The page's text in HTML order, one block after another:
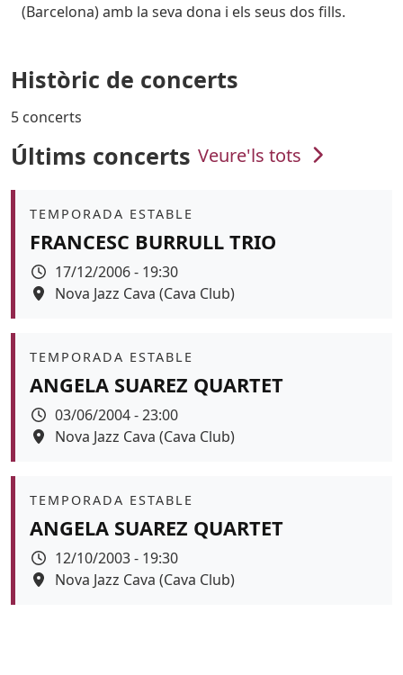
(Barcelona) amb la seva dona i els seus dos fills.
Històric de concerts
5 concerts
Últims concerts Veure'ls tots
Àmbit
TEMPORADA ESTABLE
FRANCESC BURRULL TRIO
Data
17/12/2006 - 19:30
Espai
Nova Jazz Cava (Cava Club)
Àmbit
TEMPORADA ESTABLE
ANGELA SUAREZ QUARTET
Data
03/06/2004 - 23:00
Espai
Nova Jazz Cava (Cava Club)
Àmbit
TEMPORADA ESTABLE
ANGELA SUAREZ QUARTET
Data
12/10/2003 - 19:30
Espai
Nova Jazz Cava (Cava Club)